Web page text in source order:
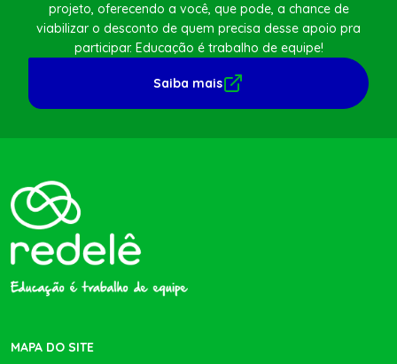
projeto, oferecendo a você, que pode, a chance de
viabilizar o desconto de quem precisa desse apoio pra
participar. Educação é trabalho de equipe!
Saiba mais
MAPA DO SITE